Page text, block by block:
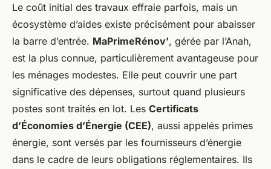
Le coût initial des travaux effraie parfois, mais un
écosystème d’aides existe précisément pour abaisser
la barre d’entrée. MaPrimeRénov’, gérée par l’Anah,
est la plus connue, particulièrement avantageuse pour
les ménages modestes. Elle peut couvrir une part
significative des dépenses, surtout quand plusieurs
postes sont traités en lot. Les Certificats
d’Économies d’Énergie (CEE), aussi appelés primes
énergie, sont versés par les fournisseurs d’énergie
dans le cadre de leurs obligations réglementaires. Ils